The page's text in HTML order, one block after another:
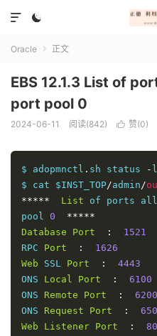


Oracle  正文
EBS 12.1.3 List of
port pool 0
2024-06-11 阅读(842)  赞(0)
$ adopmnctl . sh status - l
$ cat $INST_TOP/admin/
*****
List of ports
pool 0
*****
Database
Port : 1521
RPC Port :
1626
Web SSL Port :
4443
ONS Local Port :
6100
ONS Remote Port :
6200
ONS Request Port :
Web
Listener Port :